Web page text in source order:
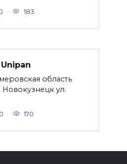
183
Unipan
область
Новокузнецк ул.
0 170